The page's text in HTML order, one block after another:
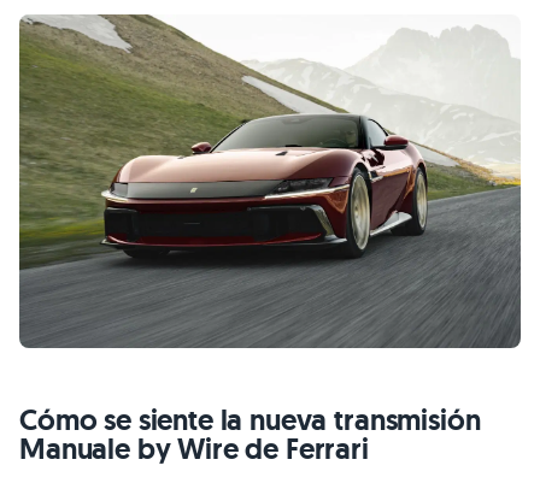
Cómo se siente la nueva transmisión
Manuale by Wire de Ferrari